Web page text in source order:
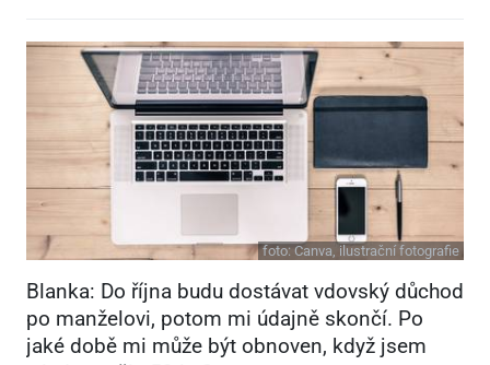
foto: Canva, ilustrační fotografie
Blanka: Do října budu dostávat vdovský důchod
po manželovi, potom mi údajně skončí. Po
jaké době mi může být obnoven, když jsem